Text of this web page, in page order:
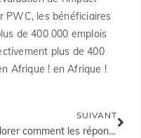
PWC, les bénéficiaires
de 400 000 emplois
plus de 400
Afrique ! en Afrique !
SUIVANT
Explorer comment les réponses en matière de soins de santé peuvent combler les écarts entre les secteurs privé et public